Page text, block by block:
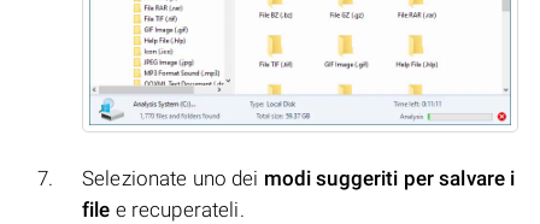
Selezionate uno dei modi suggeriti per salvare i
file e recuperateli.